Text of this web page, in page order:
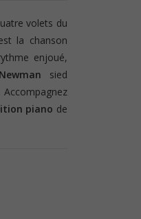
volets du
la chanson
enjoué,
sied
piano de